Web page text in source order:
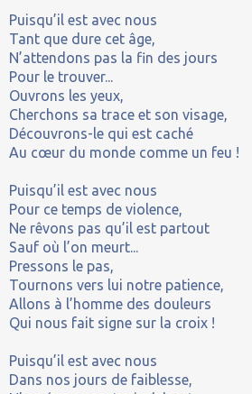
Puisqu’il est avec nous
Tant que dure cet âge,
N’attendons pas la fin des jours
Pour le trouver...
Ouvrons les yeux,
Cherchons sa trace et son visage,
Découvrons-le qui est caché
Au cœur du monde comme un feu !
Puisqu’il est avec nous
Pour ce temps de violence,
Ne rêvons pas qu’il est partout
Sauf où l’on meurt...
Pressons le pas,
Tournons vers lui notre patience,
Allons à l’homme des douleurs
Qui nous fait signe sur la croix !
Puisqu’il est avec nous
Dans nos jours de faiblesse,